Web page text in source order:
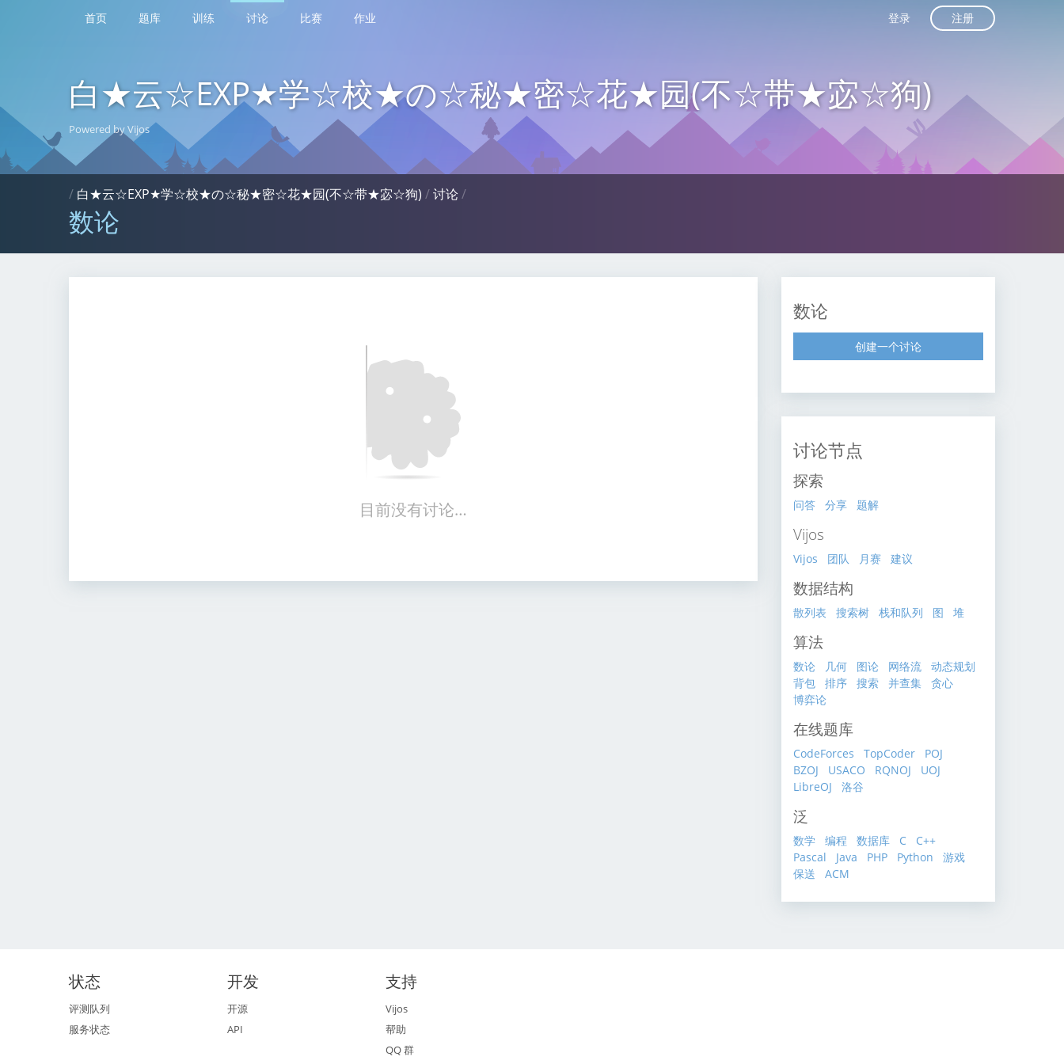
首页 题库 训练 讨论 比赛 作业 登录 注册
白★云☆EXP★学☆校★の☆秘★密☆花★园(不☆带★宓☆狗)
Powered by Vijos
/ 白★云☆EXP★学☆校★の☆秘★密☆花★园(不☆带★宓☆狗) /讨论/
数论
目前没有讨论…
数论
创建一个讨论
讨论节点
探索
问答 分享 题解
Vijos
Vijos 团队 月赛 建议
数据结构
散列表 搜索树 栈和队列 图 堆
算法
数论 几何 图论 网络流
动态规划
背包
排序 搜索 并查集
贪心
博弈论
在线题库
CodeForces TopCoder
POJ
BZOJ
USACO RQNOJ
UOJ
LibreOJ
洛谷
泛
数学 编程 数据库 C
C++
Pascal
Java PHP Python
游戏
保送
ACM
状态
评测队列
服务状态
开发
开源
API
支持
Vijos
帮助
QQ 群